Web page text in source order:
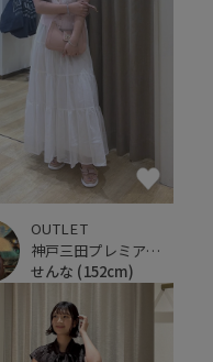
OUTLET
神戸三田プレミアム・アウトレット
せんな (152cm)